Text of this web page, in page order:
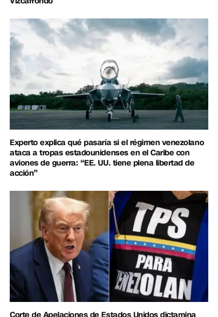
Experto explica qué pasaría si el régimen venezolano
ataca a tropas estadounidenses en el Caribe con
aviones de guerra: “EE. UU. tiene plena libertad de
acción”